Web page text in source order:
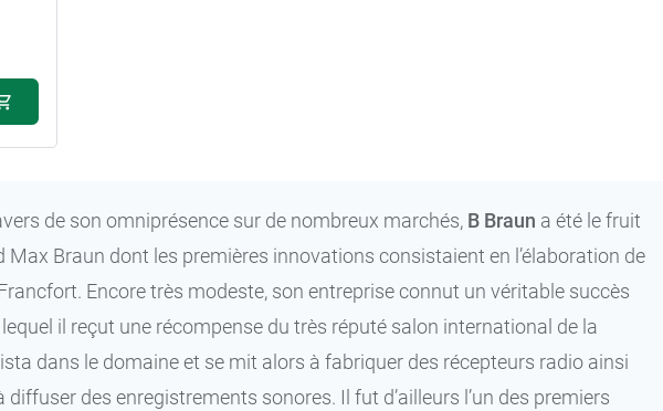
de son omniprésence sur de nombreux marchés, B Braun a été le fruit
Max Braun dont les premières innovations consistaient en l’élaboration de
Encore très modeste, son entreprise connut un véritable succès
il reçut une récompense du très réputé salon international de la
dans le domaine et se mit alors à fabriquer des récepteurs radio ainsi
des enregistrements sonores. Il fut d’ailleurs l’un des premiers